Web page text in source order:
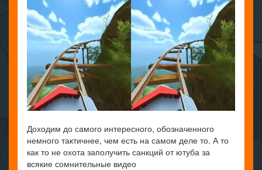
Доходим до самого интересного, обозначенного
немного тактичнее, чем есть на самом деле то. А то
как то не охота заполучить санкций от ютуба за
всякие сомнительные видео